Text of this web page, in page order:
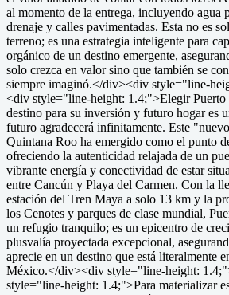
al momento de la entrega, incluyendo agua
drenaje y calles pavimentadas. Esta no es
terreno; es una estrategia inteligente para
orgánico de un destino emergente,
solo crezca en valor sino que también se
siempre imaginó.</div><div style="line-
<div style="line-height: 1.4;">Elegir Puerto
destino para su inversión y futuro hogar es
futuro agradecerá infinitamente. Este
Quintana Roo ha emergido como el punto
ofreciendo la autenticidad relajada de un
vibrante energía y conectividad de estar
entre Cancún y Playa del Carmen. Con la
estación del Tren Maya a solo 13 km y la
los Cenotes y parques de clase mundial,
un refugio tranquilo; es un epicentro de
plusvalía proyectada excepcional,
aprecie en un destino que está literalmente
México.</div><div style="line-height:
style="line-height: 1.4;">Para materializar